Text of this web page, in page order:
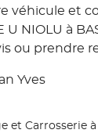
véhicule et
U NIOLU à
ou prendre
Yves
et Carrosserie